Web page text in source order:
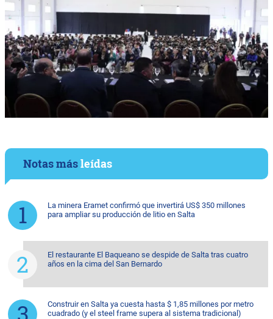
Notas másleídas
La minera Eramet confirmó que invertirá US$ 350 millones
para ampliar su producción de litio en Salta
El restaurante El Baqueano se despide de Salta tras cuatro
años en la cima del San Bernardo
Construir en Salta ya cuesta hasta $ 1,85 millones por metro
cuadrado (y el steel frame supera al sistema tradicional)